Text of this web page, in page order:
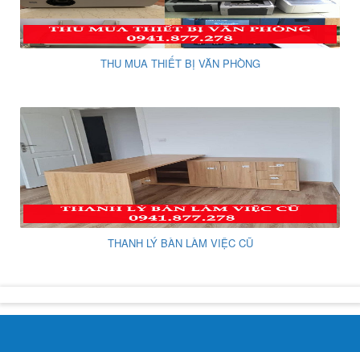
THU MUA THIẾT BỊ VĂN PHÒNG
THANH LÝ BÀN LÀM VIỆC CŨ